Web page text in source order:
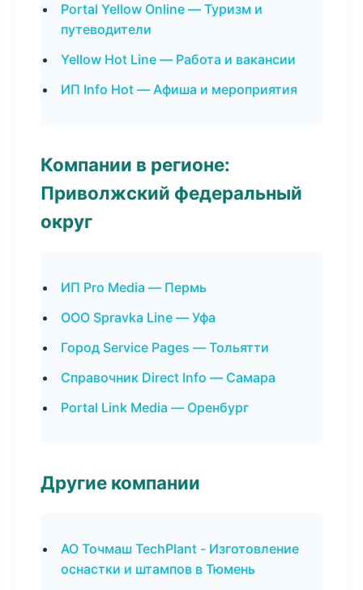
Portal Yellow Online — Туризм и
путеводители
Yellow Hot Line — Работа и вакансии
ИП Info Hot — Афиша и мероприятия
Компании в регионе:
Приволжский федеральный
округ
ИП Pro Media — Пермь
ООО Spravka Line — Уфа
Город Service Pages — Тольятти
Справочник Direct Info — Самара
Portal Link Media — Оренбург
Другие компании
АО Точмаш TechPlant - Изготовление
оснастки и штампов в Тюмень